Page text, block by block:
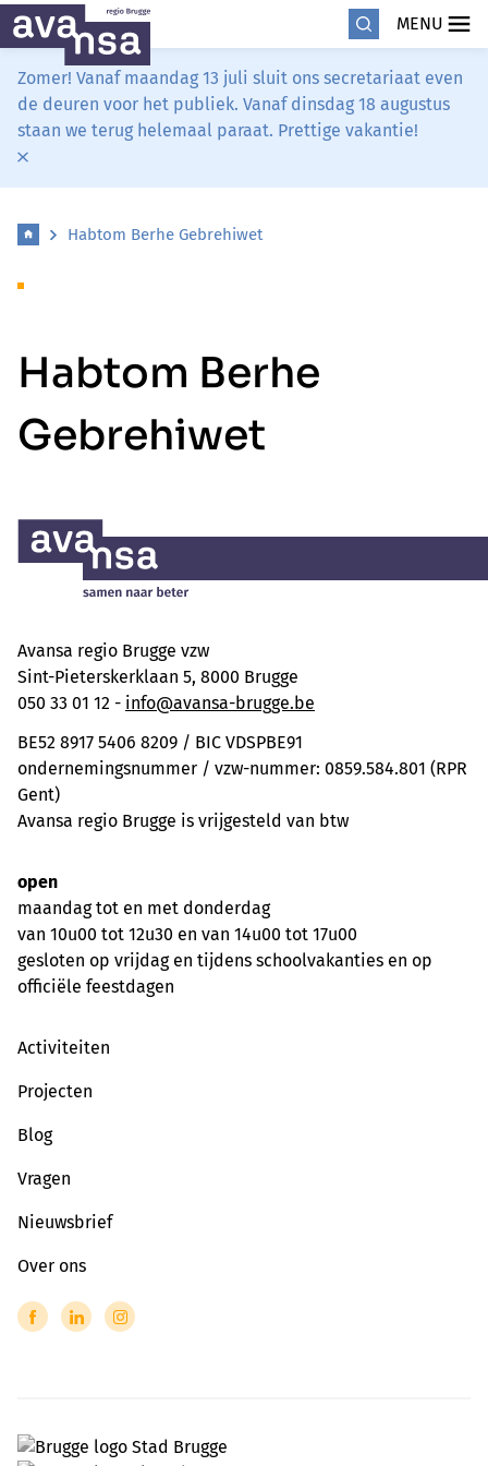
MENU
Zomer! Vanaf maandag 13 juli sluit ons secretariaat even
de deuren voor het publiek. Vanaf dinsdag 18 augustus
staan we terug helemaal paraat. Prettige vakantie!
Habtom Berhe Gebrehiwet
Habtom Berhe
Gebrehiwet
Avansa regio Brugge vzw
Sint-Pieterskerklaan 5, 8000 Brugge
050 33 01 12 - info@avansa-brugge.be
BE52 8917 5406 8209 / BIC VDSPBE91
ondernemingsnummer / vzw-nummer: 0859.584.801 (RPR
Gent)
Avansa regio Brugge is vrijgesteld van btw
open
maandag tot en met donderdag
van 10u00 tot 12u30 en van 14u00 tot 17u00
gesloten op vrijdag en tijdens schoolvakanties en op
officiële feestdagen
Activiteiten
Projecten
Blog
Vragen
Nieuwsbrief
Over ons